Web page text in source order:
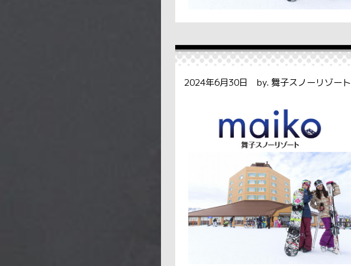
2024年6月30日 by. 舞子スノーリゾート